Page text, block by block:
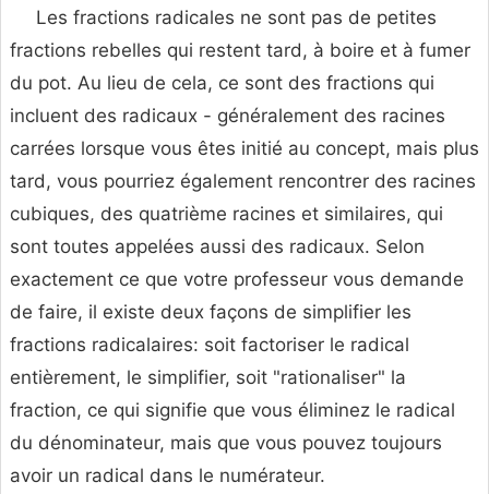
Les fractions radicales ne sont pas de petites
fractions rebelles qui restent tard, à boire et à fumer
du pot. Au lieu de cela, ce sont des fractions qui
incluent des radicaux - généralement des racines
carrées lorsque vous êtes initié au concept, mais plus
tard, vous pourriez également rencontrer des racines
cubiques, des quatrième racines et similaires, qui
sont toutes appelées aussi des radicaux. Selon
exactement ce que votre professeur vous demande
de faire, il existe deux façons de simplifier les
fractions radicalaires: soit factoriser le radical
entièrement, le simplifier, soit "rationaliser" la
fraction, ce qui signifie que vous éliminez le radical
du dénominateur, mais que vous pouvez toujours
avoir un radical dans le numérateur.